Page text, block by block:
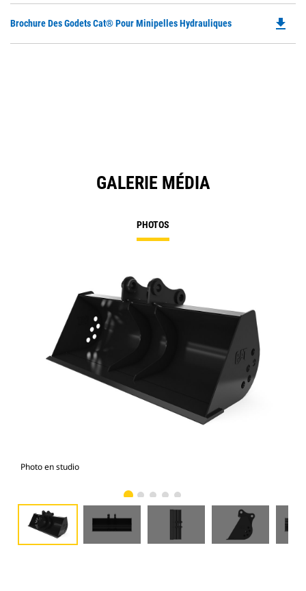
Brochure Des Godets Cat® Pour Minipelles Hydrauliques file_download
GALERIE MÉDIA
PHOTOS
Photo en studio